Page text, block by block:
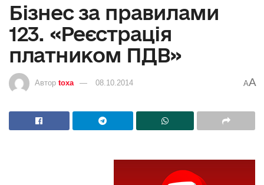
Бізнес за правилами
123. «Реєстрація
платником ПДВ»
Автор toxa 08.10.2014 AA